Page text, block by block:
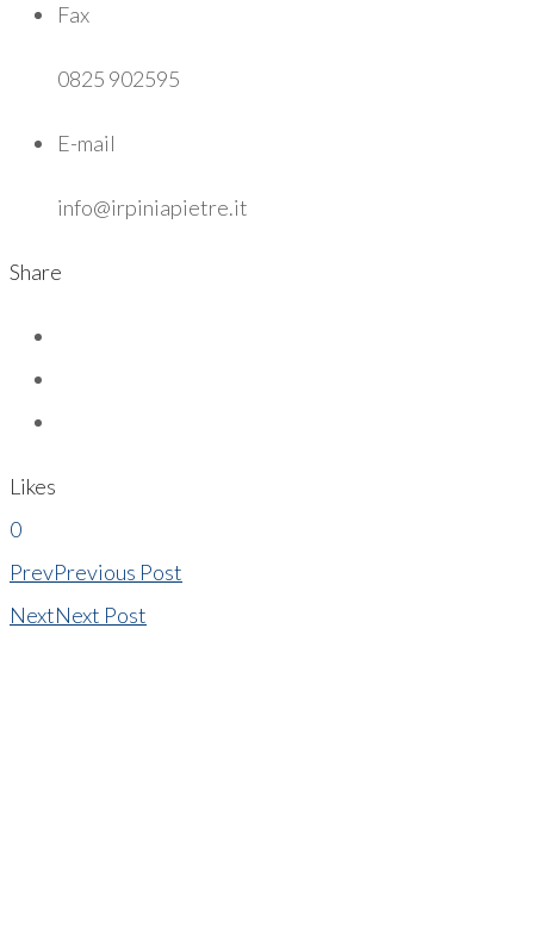
Fax
0825 902595
E-mail
info@irpiniapietre.it
Share
Likes
0
PrevPrevious Post
NextNext Post